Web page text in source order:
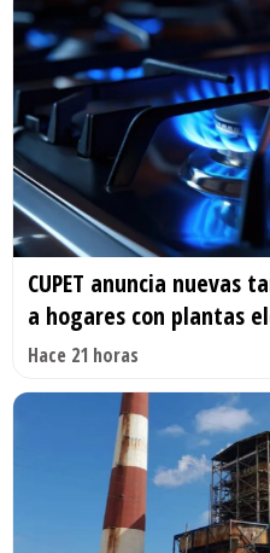
CUPET anuncia nuevas
a hogares con plantas
Hace 21 horas